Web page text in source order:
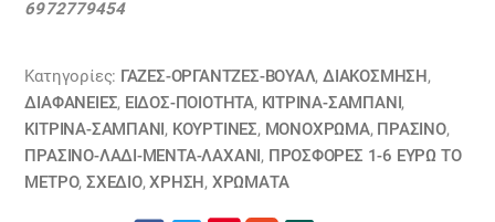
κίτρινη
άσπρη
15012330
ποσότητα
6972779454
Κατηγορίες: ΓΆΖΕΣ-ΟΡΓΆΝΤΖΕΣ-ΒΟΥΆΛ,ΔΙΑΚΟΣΜΗΣΗ ,
ΔΙΑΦΆΝΕΙΕΣ, ΕΙΔΟΣ-ΠΟΙΟΤΗΤΑ, ΚΙΤΡΙΝΑ-ΣΑΜΠΑΝΙ ,
ΚΙΤΡΙΝΑ-ΣΑΜΠΑΝΙ , ΚΟΥΡΤΊΝΕΣ, ΜΟΝΌΧΡΩΜΑ, ΠΡΑΣΙΝΟ,
ΠΡΑΣΙΝΟ-ΛΑΔΙ-ΜΕΝΤΑ-ΛΑΧΑΝΙ , ΠΡΟΣΦΟΡΕΣ 1-6 ΕΥΡΩ ΤΟ
ΜΕΤΡΟ, ΣΧΕΔΙΟ,ΧΡΗΣΗ , ΧΡΏΜΑΤΑ